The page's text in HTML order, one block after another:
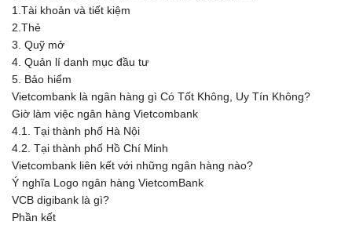
1.Tài khoản và tiết kiệm
2.Thẻ
3. Quỹ mở
4. Quản lí danh mục đầu tư
5. Bảo hiểm
Vietcombank là ngân hàng gì Có Tốt Không, Uy Tín Không?
Giờ làm việc ngân hàng Vietcombank
4.1. Tại thành phố Hà Nội
4.2. Tại thành phố Hồ Chí Minh
Vietcombank liên kết với những ngân hàng nào?
Ý nghĩa Logo ngân hàng VietcomBank
VCB digibank là gì?
Phần kết